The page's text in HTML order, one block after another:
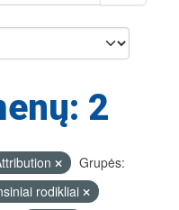
2
Grupės:
rodikliai